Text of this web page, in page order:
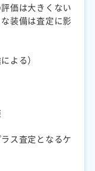
価は大きくない
装備は査定に影
よる）
ス査定となるケ